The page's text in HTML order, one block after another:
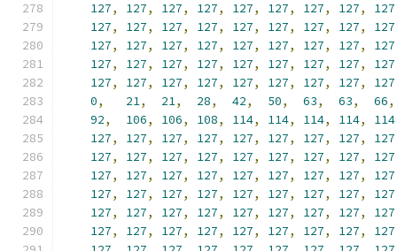
127, 127, 127, 127, 127, 127, 127, 127, 127
127, 127, 127, 127, 127, 127, 127, 127, 127
127, 127, 127, 127, 127, 127, 127, 127, 127
127, 127, 127, 127, 127, 127, 127, 127, 127
127, 127, 127, 127, 127, 127, 127, 127, 127
0, 21, 21, 28, 42, 50, 63, 63, 66,
92, 106, 106, 108, 114, 114, 114, 114, 114
127, 127, 127, 127, 127, 127, 127, 127, 127
127, 127, 127, 127, 127, 127, 127, 127, 127
127, 127, 127, 127, 127, 127, 127, 127, 127
127, 127, 127, 127, 127, 127, 127, 127, 127
127, 127, 127, 127, 127, 127, 127, 127, 127
127, 127, 127, 127, 127, 127, 127, 127, 127